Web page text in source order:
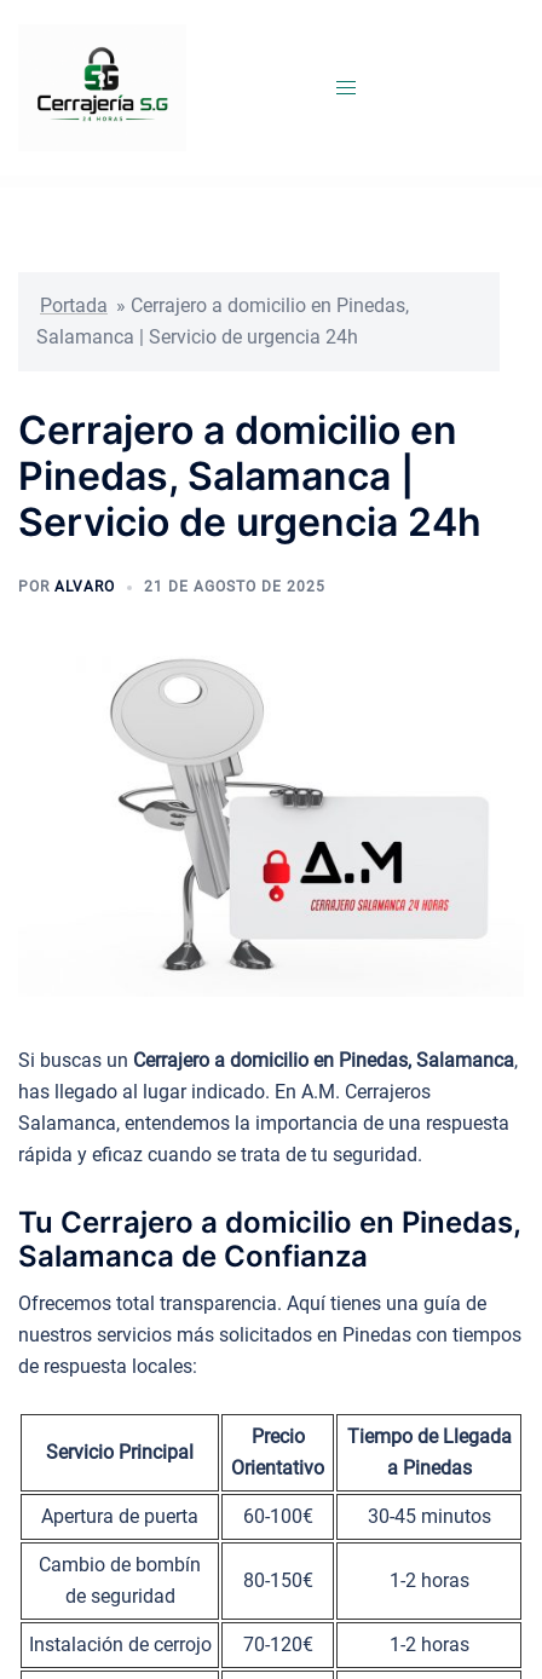
Portada » Cerrajero a domicilio en Pinedas,
Salamanca | Servicio de urgencia 24h
Cerrajero a domicilio en
Pinedas, Salamanca |
Servicio de urgencia 24h
POR ALVARO 21 DE AGOSTO DE 2025
Si buscas un Cerrajero a domicilio en Pinedas, Salamanca,
has llegado al lugar indicado. En A.M. Cerrajeros
Salamanca, entendemos la importancia de una respuesta
rápida y eficaz cuando se trata de tu seguridad.
Tu Cerrajero a domicilio en Pinedas,
Salamanca de Confianza
Ofrecemos total transparencia. Aquí tienes una guía de
nuestros servicios más solicitados en Pinedas con tiempos
de respuesta locales:
Servicio Principal
Precio
Orientativo
Tiempo de Llegada
a Pinedas
Apertura de puerta 60-100€ 30-45 minutos
Cambio de bombín
de seguridad
80-150€ 1-2 horas
Instalación de cerrojo 70-120€ 1-2 horas